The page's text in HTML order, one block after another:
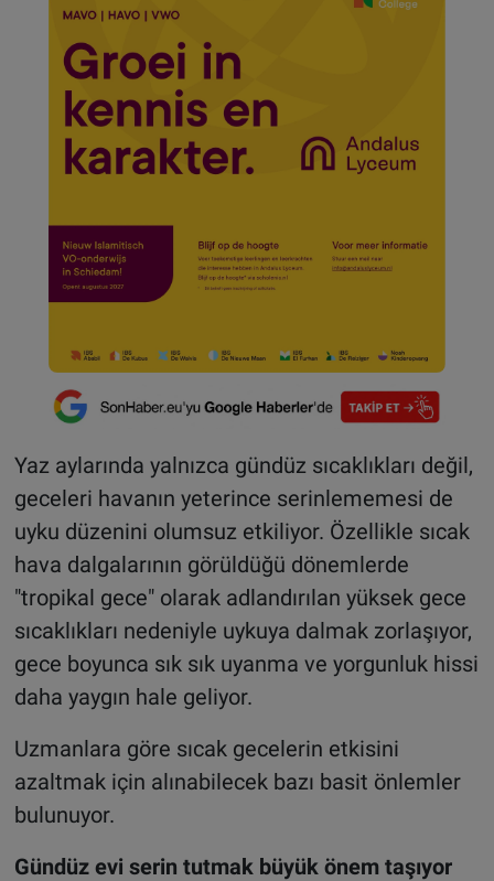
Yaz aylarında yalnızca gündüz sıcaklıkları değil,
geceleri havanın yeterince serinlememesi de
uyku düzenini olumsuz etkiliyor. Özellikle sıcak
hava dalgalarının görüldüğü dönemlerde
"tropikal gece" olarak adlandırılan yüksek gece
sıcaklıkları nedeniyle uykuya dalmak zorlaşıyor,
gece boyunca sık sık uyanma ve yorgunluk hissi
daha yaygın hale geliyor.
Uzmanlara göre sıcak gecelerin etkisini
azaltmak için alınabilecek bazı basit önlemler
bulunuyor.
Gündüz evi serin tutmak büyük önem taşıyor